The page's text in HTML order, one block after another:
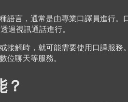
語言，通常是由專業口譯員進行。
過視訊通話進行。
接觸時，就可能需要使用口譯服務
位聊天等服務。
？